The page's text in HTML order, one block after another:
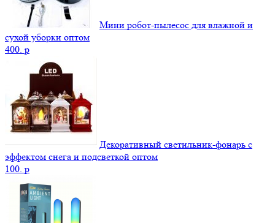
Мини робот-пылесос для влажной и
сухой уборки оптом
400. p
Декоративный светильник-фонарь с
эффектом снега и подсветкой оптом
100. p